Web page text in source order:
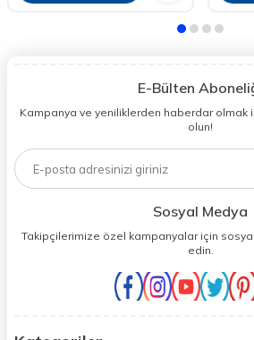
E-Bülten
Kampanya ve yeniliklerden haberdar
olun!
Sosyal Medya
Takipçilerimize özel kampanyalar için
edin.